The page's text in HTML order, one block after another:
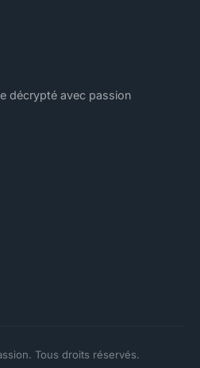
décrypté avec passion
Tous droits réservés.